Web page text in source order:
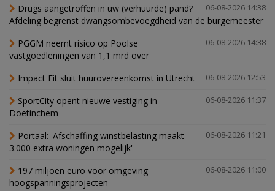
06-08-2026 14:38
Drugs aangetroffen in uw (verhuurde) pand?
Afdeling begrenst dwangsombevoegdheid van de burgemeester
06-08-2026 14:38
PGGM neemt risico op Poolse
vastgoedleningen van 1,1 mrd over
06-08-2026 12:53
Impact Fit sluit huurovereenkomst in Utrecht
06-08-2026 11:37
SportCity opent nieuwe vestiging in
Doetinchem
06-08-2026 11:21
Portaal: 'Afschaffing winstbelasting maakt
3.000 extra woningen mogelijk'
06-08-2026 11:00
197 miljoen euro voor omgeving
hoogspanningsprojecten